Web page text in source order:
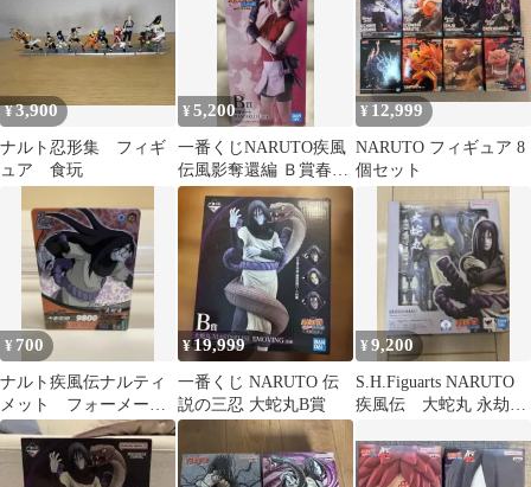
¥3,900
ナルト忍形集 フィギ
ュア 食玩
¥5,200
一番くじNARUTO疾風
伝風影奪還編 Ｂ賞春野
サクラフィギュア その
他おまけ
¥ 12,999
NARUTO フィギュア 8
個セット
¥ 700
ナルト疾風伝ナルティ
メット フォーメーシ
ョン 大蛇丸 NF-029
¥19,999
一番くじ NARUTO 伝
説の三忍 大蛇丸B賞
¥9,200
S.H.Figuarts NARUTO
疾風伝 大蛇丸 永劫を